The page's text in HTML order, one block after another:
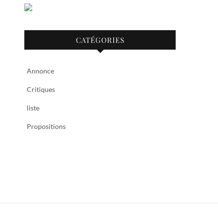
CATÉGORIES
Annonce
Critiques
liste
Propositions